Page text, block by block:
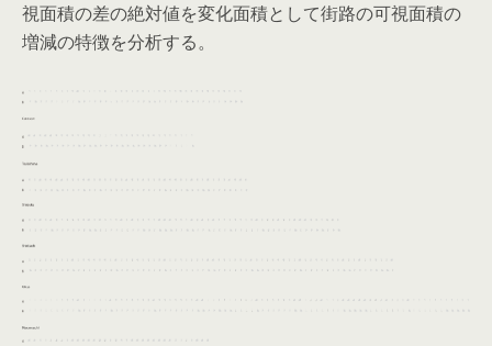
視面積の差の絶対値を変化面積として街路の可視面積の
増減の特徴を分析する。